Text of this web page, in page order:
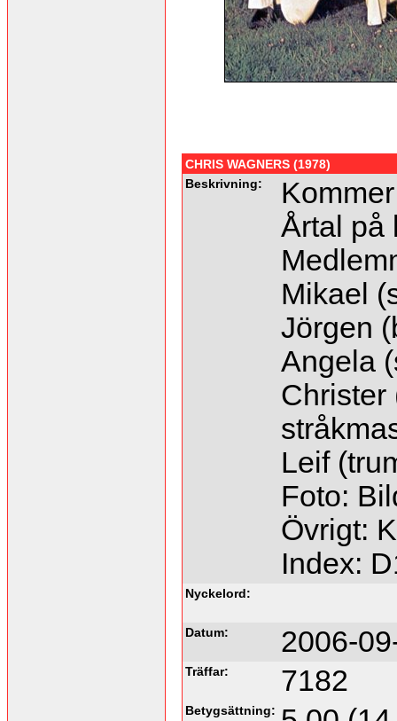
CHRIS WAGNERS (1978)
Beskrivning:
Årtal på
Mikael
Jörgen
Angela
Christer
Leif
Foto:
Övrigt:
Index:
Nyckelord:
Datum: 2006-
Träffar: 7182
Betygsättning: